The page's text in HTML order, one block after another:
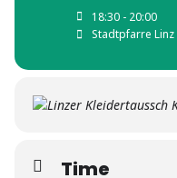
18:30 - 20:00
Stadtpfarre Linz
Time